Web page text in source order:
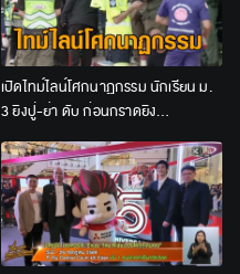
เปิดไทม์ไลน์โศกนาฏกรรม นักเรียน ม.
3 ยิงปู่-ย่า ดับ ก่อนกราดยิง
รร.เทพศิรินทร์ นนทบุรี เสียชีวิต 8 ราย